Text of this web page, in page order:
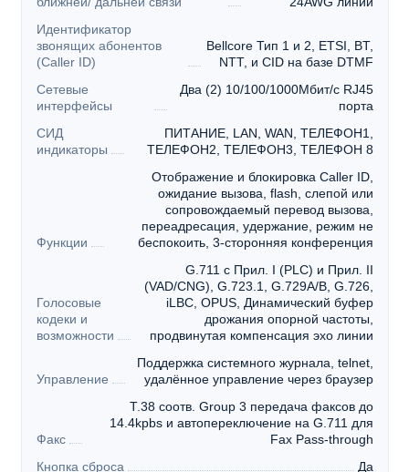
Идентификатор
звонящих абонентов
(Caller ID)
Bellcore Тип 1 и 2, ETSI, BT,
NTT, и CID на базе DTMF
Сетевые
интерфейсы
Два (2) 10/100/1000Мбит/с RJ45
порта
СИД
индикаторы
ПИТАНИЕ, LAN, WAN, ТЕЛЕФОН1,
ТЕЛЕФОН2, ТЕЛЕФОН3, ТЕЛЕФОН 8
Функции
Отображение и блокировка Caller ID,
ожидание вызова, flash, слепой или
сопровождаемый перевод вызова,
переадресация, удержание, режим не
беспокоить, 3-сторонняя конференция
Голосовые
кодеки и
возможности
G.711 с Прил. I (PLC) и Прил. II
(VAD/CNG), G.723.1, G.729A/B, G.726,
iLBC, OPUS, Динамический буфер
дрожания опорной частоты,
продвинутая компенсация эхо линии
Управление
Поддержка системного журнала, telnet,
удалённое управление через браузер
Факс
T.38 соотв. Group 3 передача факсов до
14.4kpbs и автопереключение на G.711 для
Fax Pass-through
Кнопка сброса
Да